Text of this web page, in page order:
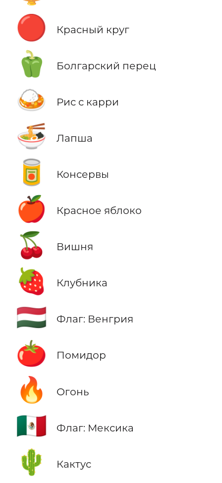
🔴
Красный круг
🫑 Болгарский перец
🍛 Рис с карри
🍜 Лапша
🥫 Консервы
🍎 Красное яблоко
🍒 Вишня
🍓 Клубника
🇭🇺 Флаг: Венгрия
🍅 Помидор
🔥 Огонь
🇲🇽 Флаг: Мексика
🌵 Кактус